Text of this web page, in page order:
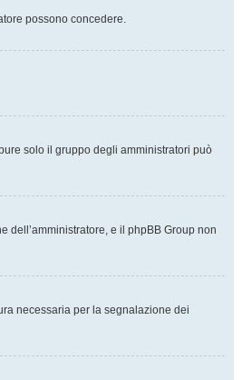
possono concedere.
solo il gruppo degli amministratori può
dell’amministratore, e il phpBB Group non
necessaria per la segnalazione dei